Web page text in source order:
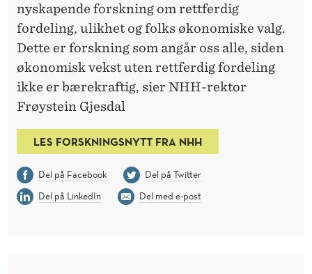
nyskapende forskning om rettferdig
fordeling, ulikhet og folks økonomiske valg.
Dette er forskning som angår oss alle, siden
økonomisk vekst uten rettferdig fordeling
ikke er bærekraftig, sier NHH-rektor
Frøystein Gjesdal
LES FORSKNINGSNYTT FRA NHH
Del på Facebook
Del på Twitter
Del på LinkedIn
Del med e-post